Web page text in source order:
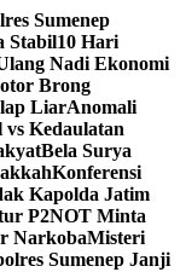
Sumenep
Stabil10 Hari
Nadi Ekonomi
Brong
LiarAnomali
Kedaulatan
Bela Surya
Konferensi
Kapolda Jatim
P2NOT Minta
NarkobaMisteri
Sumenep Janji